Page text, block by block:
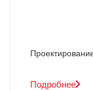
Подробнее